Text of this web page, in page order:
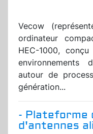
Vecow
ordinateur
HEC-1000,
environnements
autour de
génération...
-
d'antennes